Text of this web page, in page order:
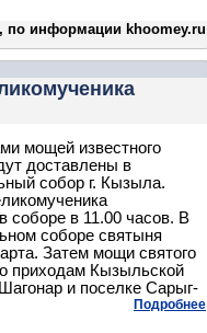
информации khoomey.ru
мощей известного
доставлены в
собор г. Кызыла.
соборе в 11.00 часов. В
соборе святыня
Затем мощи святого
приходам Кызыльской
и поселке Сарыг-
Подробнее